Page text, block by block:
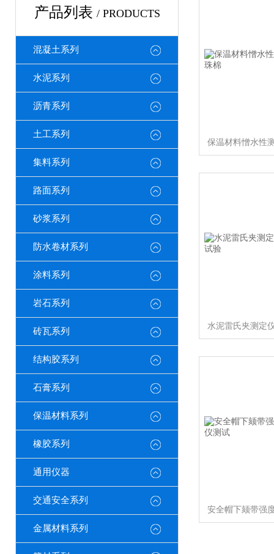
产品列表 / PRODUCTS
混凝土系列
水泥系列
沥青系列
土工系列
集料系列
路面系列
砂浆系列
防水卷材系列
涂料系列
岩石系列
砖瓦系列
结构胶系列
石膏系列
保温材料系列
橡胶系列
通用仪器
交通安全系列
金属材料系列